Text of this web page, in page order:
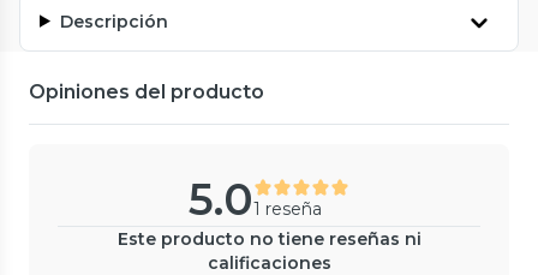
Descripción
Opiniones del producto
5.01 reseña
Este producto no tiene reseñas ni
calificaciones